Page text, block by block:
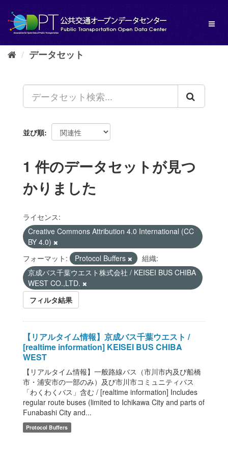
し
データセット
並び順
1 件のデータセットが見つ
かりました
ライセンス:
Creative Commons Attribution 4.0 International (CC
BY 4.0)
フォーマット:
Protocol Buffers
組織:
京成バス千葉ウエスト株式会社 / KEISEI BUS CHIBA
WEST CO.,LTD.
フィルタ結果
【リアルタイム情報】京成バス千葉ウエスト /
[realtime information] KEISEI BUS CHIBA
WEST
【リアルタイム情報】一般路線バス（市川市内及び船橋
市・浦安市の一部のみ）及び市川市コミュニティバス
「わくわくバス」含む / [realtime information] Includes
regular route buses (limited to Ichikawa City and parts of
Funabashi City and...
Protocol Buffers